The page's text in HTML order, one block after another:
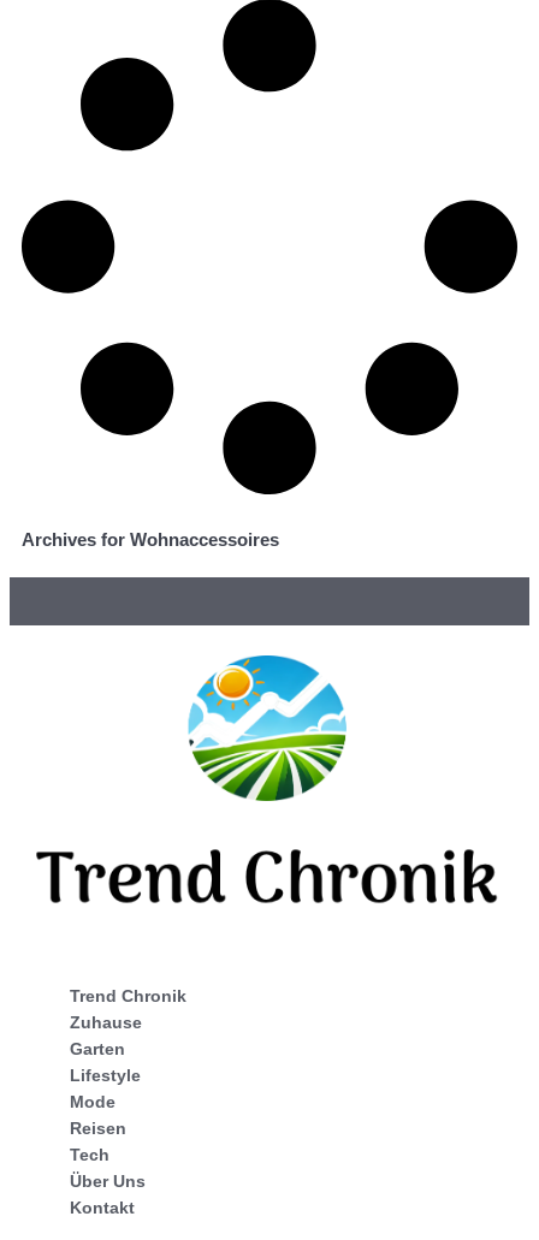
Archives for Wohnaccessoires
Trend Chronik
Zuhause
Garten
Lifestyle
Mode
Reisen
Tech
Über Uns
Kontakt